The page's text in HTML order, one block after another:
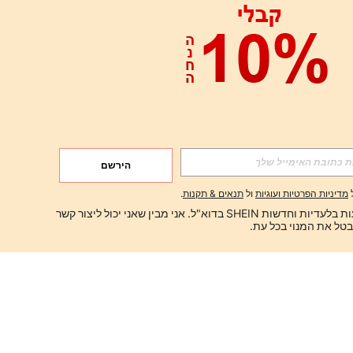
הירשם
מדיניות הפרטיות ועוגיות ול תנאים & תקנות.
ברצוני לקבל הצעות בלעדיות וחדשות SHEIN בדוא"ל. אני מבין שאני יכול ליצור קשר